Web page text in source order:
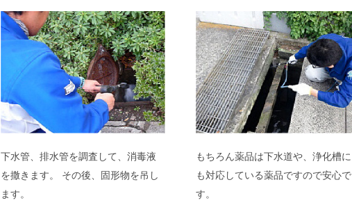
下水管、排水管を調査して、消毒液
を撒きます。 その後、固形物を吊し
ます。
もちろん薬品は下水道や、浄化槽に
も対応している薬品ですので安心で
す。